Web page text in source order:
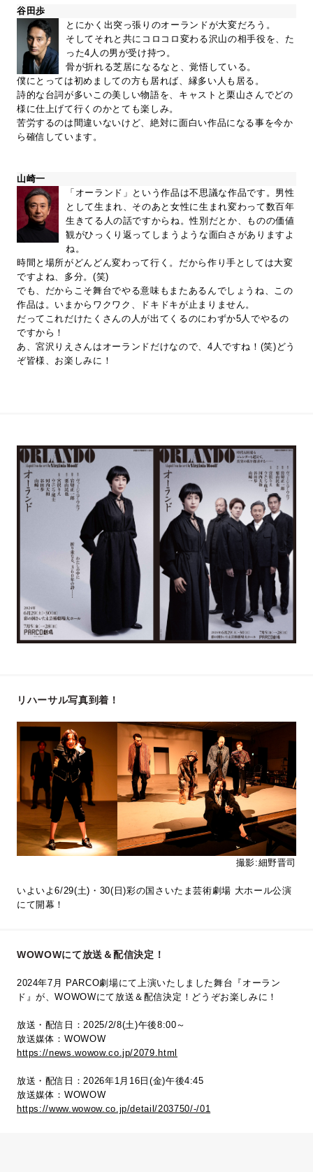
谷田歩
とにかく出突っ張りのオーランドが大変だろう。
そしてそれと共にコロコロ変わる沢山の相手役を、た
った4人の男が受け持つ。
骨が折れる芝居になるなと、覚悟している。
僕にとっては初めましての方も居れば、縁多い人も居る。
詩的な台詞が多いこの美しい物語を、キャストと栗山さんでどの
様に仕上げて行くのかとても楽しみ。
苦労するのは間違いないけど、絶対に面白い作品になる事を今か
ら確信しています。
山崎一
「オーランド」という作品は不思議な作品です。男性
として生まれ、そのあと女性に生まれ変わって数百年
生きてる人の話ですからね。性別だとか、ものの価値
観がひっくり返ってしまうような面白さがありますよ
ね。
時間と場所がどんどん変わって行く。だから作り手としては大変
ですよね、多分。(笑)
でも、だからこそ舞台でやる意味もまたあるんでしょうね、この
作品は。いまからワクワク、ドキドキが止まりません。
だってこれだけたくさんの人が出てくるのにわずか5人でやるの
ですから！
あ、宮沢りえさんはオーランドだけなので、4人ですね！(笑)どう
ぞ皆様、お楽しみに！
リハーサル写真到着！
撮影:細野晋司
いよいよ6/29(土)・30(日)彩の国さいたま芸術劇場 大ホール公演
にて開幕！
WOWOWにて放送＆配信決定！
2024年7月 PARCO劇場にて上演いたしました舞台『オーラン
ド』が、WOWOWにて放送＆配信決定！どうぞお楽しみに！
放送・配信日：2025/2/8(土)午後8:00～
放送媒体：WOWOW
https://news.wowow.co.jp/2079.html
放送・配信日：2026年1月16日(金)午後4:45
放送媒体：WOWOW
https://www.wowow.co.jp/detail/203750/-/01